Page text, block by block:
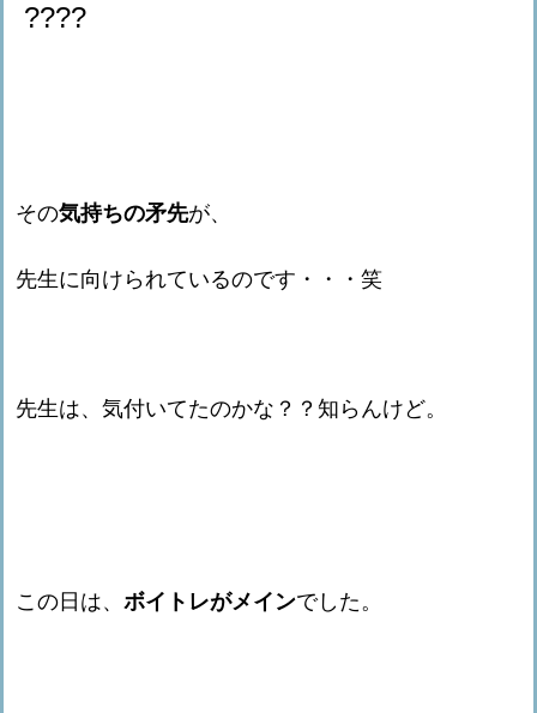
????
その気持ちの矛先が、
先生に向けられているのです・・・笑
先生は、気付いてたのかな？？知らんけど。
この日は、 ボイトレがメインでした。